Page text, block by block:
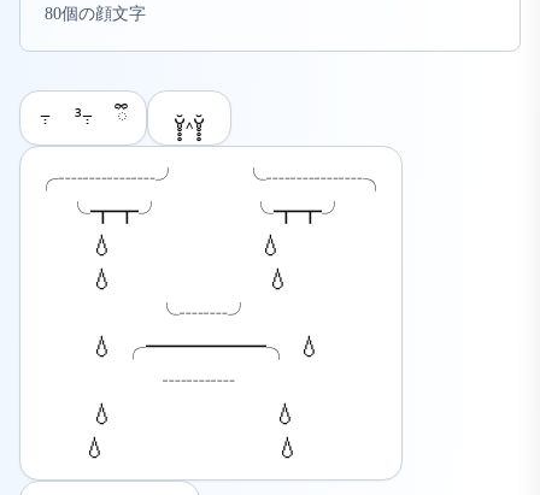
80個の顔文字
߹ ³߹ ྀི ᴗ͈̥̥̥̆‸ᴗ͈̥̥̥̆
╭┈┈┈┈╯    ╰┈┈┈┈╮
╰┳┳╯     ╰┳┳╯
💧      💧
💧       💧
╰┈┈╯
💧 ╭━━━━━╮ 💧
┈┈┈
💧        💧
💧 　     💧